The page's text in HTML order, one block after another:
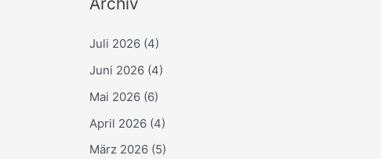
Juli 2026 (4)
Juni 2026 (4)
Mai 2026 (6)
April 2026 (4)
März 2026 (5)